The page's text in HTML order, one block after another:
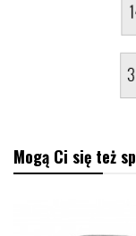
Mogą Ci się też